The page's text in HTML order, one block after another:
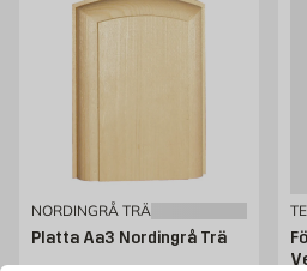
NORDINGRÅ TRÄ
Platta Aa3 Nordingrå Trä